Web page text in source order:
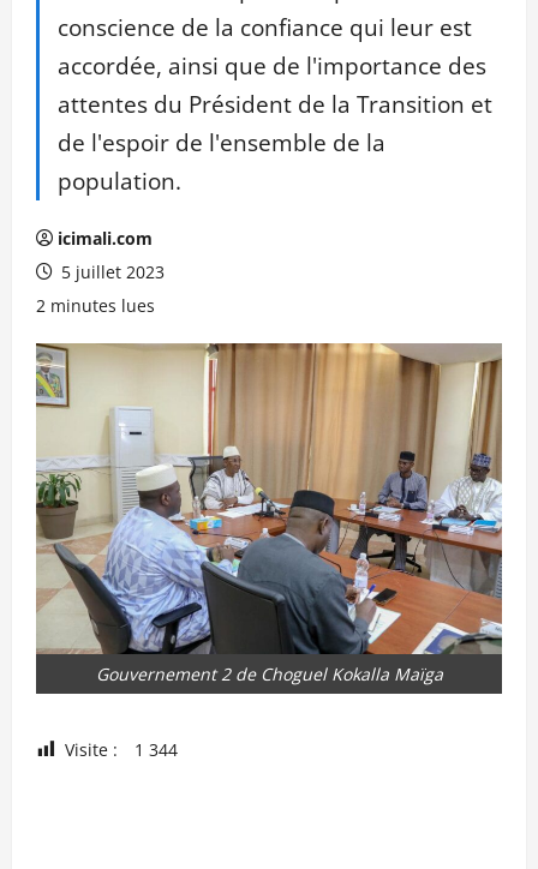
conscience de la confiance qui leur est
accordée, ainsi que de l'importance des
attentes du Président de la Transition et
de l'espoir de l'ensemble de la
population.
icimali.com
5 juillet 2023
2 minutes lues
Gouvernement 2 de Choguel Kokalla Maïga
Visite : 1 344